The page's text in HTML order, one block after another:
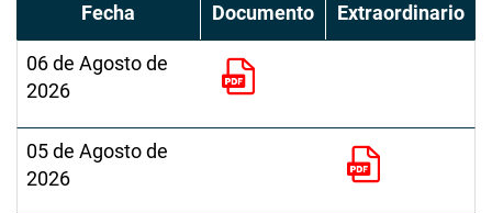
Fecha Documento Extraordinario
06 de Agosto de
2026
05 de Agosto de
2026